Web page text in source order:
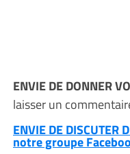
ENVIE DE DONNER
laisser un
ENVIE DE DISCUTER
notre groupe